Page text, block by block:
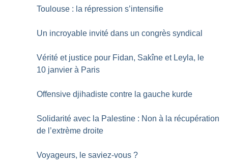
Toulouse : la répression s’intensifie
Un incroyable invité dans un congrès syndical
Vérité et justice pour Fidan, Sakîne et Leyla, le
10 janvier à Paris
Offensive djihadiste contre la gauche kurde
Solidarité avec la Palestine : Non à la récupération
de l’extrème droite
Voyageurs, le saviez-vous ?